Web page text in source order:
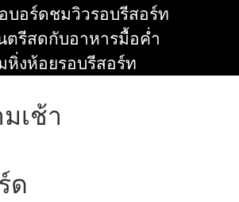
อ่านเพิ่ม
บอร์ดชมวิวรอบรีสอร์ท
อ่านเพิ่ม
ตรีสดกับอาหารมื้อค่ำ
อ่านเพิ่ม
หิ่งห้อยรอบรีสอร์ท
เช้า
ด